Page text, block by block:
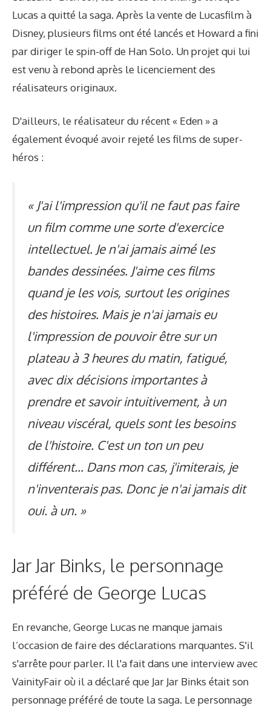
Lucas a quitté la saga. Après la vente de Lucasfilm à
Disney, plusieurs films ont été lancés et Howard a fini
par diriger le spin-off de Han Solo. Un projet qui lui
est venu à rebond après le licenciement des
réalisateurs originaux.
D'ailleurs, le réalisateur du récent « Eden » a
également évoqué avoir rejeté les films de super-
héros :
« J'ai l'impression qu'il ne faut pas faire
un film comme une sorte d'exercice
intellectuel. Je n'ai jamais aimé les
bandes dessinées. J'aime ces films
quand je les vois, surtout les origines
des histoires. Mais je n'ai jamais eu
l'impression de pouvoir être sur un
plateau à 3 heures du matin, fatigué,
avec dix décisions importantes à
prendre et savoir intuitivement, à un
niveau viscéral, quels sont les besoins
de l'histoire. C'est un ton un peu
différent… Dans mon cas, j'imiterais, je
n'inventerais pas. Donc je n'ai jamais dit
oui. à un. »
Jar Jar Binks, le personnage
préféré de George Lucas
En revanche, George Lucas ne manque jamais
l’occasion de faire des déclarations marquantes. S'il
s'arrête pour parler. Il l'a fait dans une interview avec
VainityFair où il a déclaré que Jar Jar Binks était son
personnage préféré de toute la saga. Le personnage